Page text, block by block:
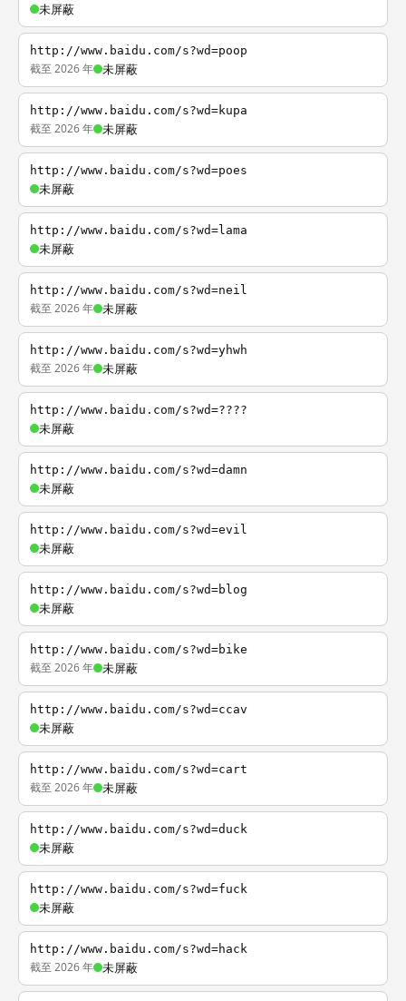
未屏蔽
http://www.baidu.com/s?wd=poop
截至 2026 年 未屏蔽
http://www.baidu.com/s?wd=kupa
截至 2026 年 未屏蔽
http://www.baidu.com/s?wd=poes
未屏蔽
http://www.baidu.com/s?wd=lama
未屏蔽
http://www.baidu.com/s?wd=neil
截至 2026 年 未屏蔽
http://www.baidu.com/s?wd=yhwh
截至 2026 年 未屏蔽
http://www.baidu.com/s?wd=????
未屏蔽
http://www.baidu.com/s?wd=damn
未屏蔽
http://www.baidu.com/s?wd=evil
未屏蔽
http://www.baidu.com/s?wd=blog
未屏蔽
http://www.baidu.com/s?wd=bike
截至 2026 年 未屏蔽
http://www.baidu.com/s?wd=ccav
未屏蔽
http://www.baidu.com/s?wd=cart
截至 2026 年 未屏蔽
http://www.baidu.com/s?wd=duck
未屏蔽
http://www.baidu.com/s?wd=fuck
未屏蔽
http://www.baidu.com/s?wd=hack
截至 2026 年 未屏蔽